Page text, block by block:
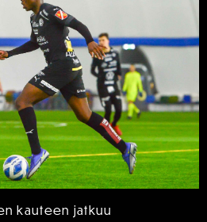
kauteen jatkuu